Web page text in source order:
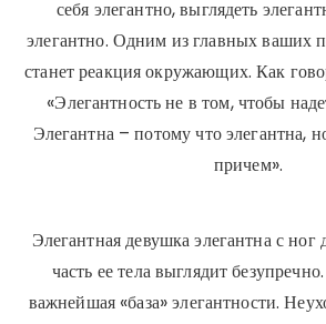
себя элегантно, выглядеть
элегантно. Одним из главных ваших
станет реакция окружающих. Как
«Элегантность не в том, чтобы
Элегантна – потому что элегантна,
причем».
Элегантная девушка элегантна с
часть ее тела выглядит
важнейшая «база» элегантности.